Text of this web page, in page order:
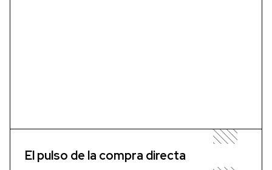
El pulso de la compra directa